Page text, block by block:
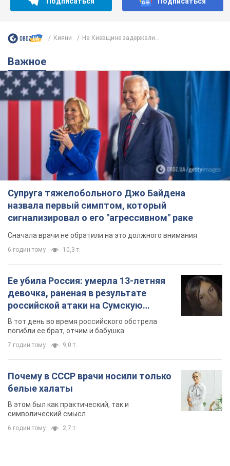
Кияни На Киевщине задержали...
Важное
Супруга тяжелобольного Джо Байдена
назвала первый симптом, который
сигнализировал о его "агрессивном" раке
Сначала врачи не обратили на это должного внимания
6 годин тому 10,3 т.
Ее убила Россия: умерла 13-летняя
девочка, раненая в результате
российской атаки на Сумскую
область. Фото
В тот день во время российского обстрела
погибли ее брат, отчим и бабушка
7 годин тому 9,0 т.
Почему в СССР врачи носили только
белые халаты
В этом был как практический, так и
символический смысл
6 годин тому 2,7 т.